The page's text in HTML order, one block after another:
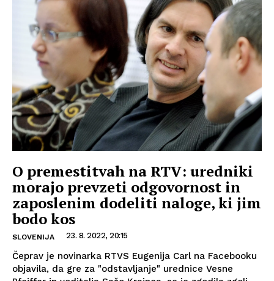
O premestitvah na RTV: uredniki
morajo prevzeti odgovornost in
zaposlenim dodeliti naloge, ki jim
bodo kos
SLOVENIJA 23. 8. 2022, 20:15
Čeprav je novinarka RTVS Eugenija Carl na Facebooku
objavila, da gre za "odstavljanje" urednice Vesne